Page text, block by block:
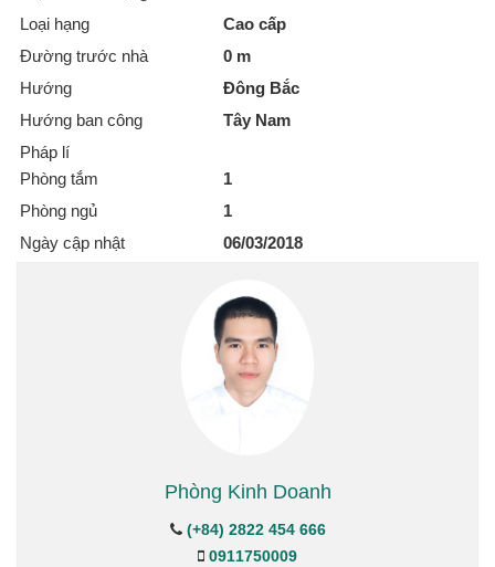
Loại hạng
Cao cấp
Đường trước nhà
0 m
Hướng
Đông Bắc
Hướng ban công
Tây Nam
Pháp lí
Phòng tắm
1
Phòng ngủ
1
Ngày cập nhật
06/03/2018
Phòng Kinh Doanh
(+84) 2822 454 666
0911750009